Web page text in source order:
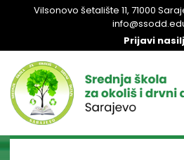
Vilsonovo šetalište 11, 71000
Prijavi